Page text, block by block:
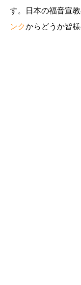
す。日本の福音宣
ンクからどうか皆